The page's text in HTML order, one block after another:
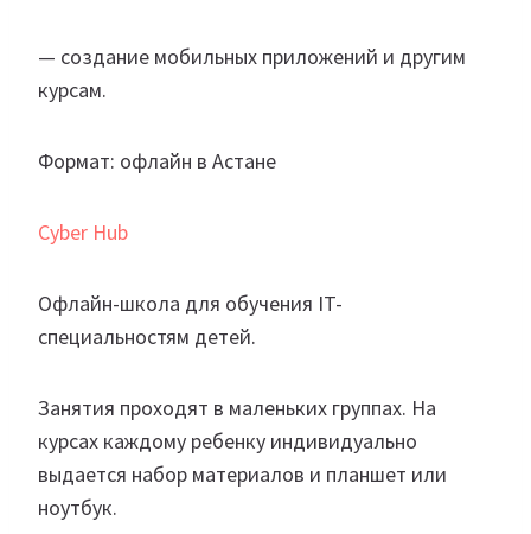
— создание мобильных приложений и другим
курсам.
Формат: офлайн в Астане
Cyber Hub
Офлайн-школа для обучения IT-
специальностям детей.
Занятия проходят в маленьких группах. На
курсах каждому ребенку индивидуально
выдается набор материалов и планшет или
ноутбук.